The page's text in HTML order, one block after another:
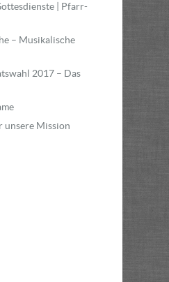
| Pfarr-
– Musikalische
2017 – Das
unsere Mission